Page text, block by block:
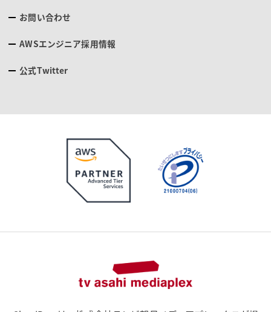
お問い合わせ
AWSエンジニア採用情報
公式Twitter